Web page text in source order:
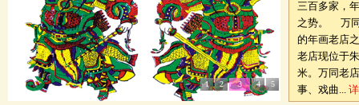
1 2 3 4 5
三百多家，
之势。 万同
的年画老店
老店现位于
米。万同老
事、戏曲...